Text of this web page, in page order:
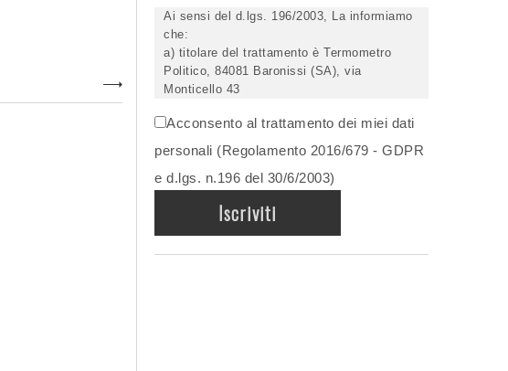
Ai sensi del d.lgs. 196/2003, La informiamo
che:
a) titolare del trattamento è Termometro
Politico, 84081 Baronissi (SA), via
Monticello 43
elettronicamente) soltanto dagli incaricati
autorizzati, esclusivamente per dare corso
all'invio della newsletter e per l'invio (anche
via email) di informazioni relative alle
c) la comunicazione dei dati è facoltativa,
ma in mancanza non potremo evadere la
Sua richiesta;
Acconsento al trattamento dei miei dati
personali (Regolamento 2016/679 - GDPR
e d.lgs. n.196 del 30/6/2003)